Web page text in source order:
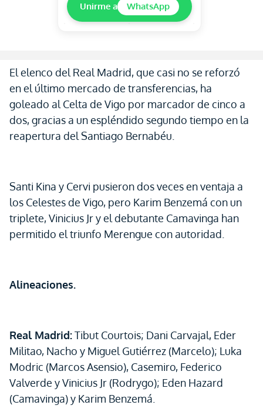
Unirme a WhatsApp
El elenco del Real Madrid, que casi no se reforzó
en el último mercado de transferencias, ha
goleado al Celta de Vigo por marcador de cinco a
dos, gracias a un espléndido segundo tiempo en la
reapertura del Santiago Bernabéu.
Santi Kina y Cervi pusieron dos veces en ventaja a
los Celestes de Vigo, pero Karim Benzemá con un
triplete, Vinicius Jr y el debutante Camavinga han
permitido el triunfo Merengue con autoridad.
Alineaciones.
Real Madrid:Tibut Courtois; Dani Carvajal, Eder
Militao, Nacho y Miguel Gutiérrez (Marcelo); Luka
Modric (Marcos Asensio), Casemiro, Federico
Valverde y Vinicius Jr (Rodrygo); Eden Hazard
(Camavinga) y Karim Benzemá.